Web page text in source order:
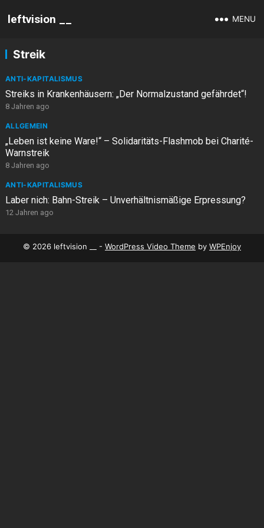
leftvision __ MENU
Streik
ANTI-KAPITALISMUS
Streiks in Krankenhäusern: „Der Normalzustand gefährdet“!
8 Jahren ago
ALLGEMEIN
„Leben ist keine Ware!“ – Solidaritäts-Flashmob bei Charité-
Warnstreik
8 Jahren ago
ANTI-KAPITALISMUS
Laber nich: Bahn-Streik – Unverhältnismäßige Erpressung?
12 Jahren ago
© 2026 leftvision __ - WordPress Video Theme by WPEnjoy